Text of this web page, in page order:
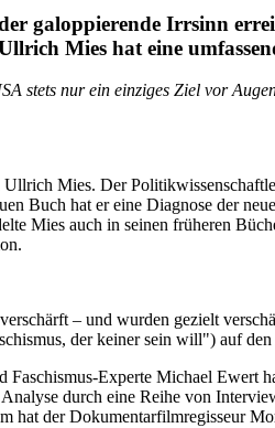
galoppierende Irrsinn
Mies hat eine
stets nur ein einziges Ziel vor
Mies. Der
Buch hat er eine Diagnose der
Mies auch in seinen früheren
– und wurden gezielt
der keiner sein will") auf
Experte Michael Ewert
durch eine Reihe von
der Dokumentarfilmregisseur